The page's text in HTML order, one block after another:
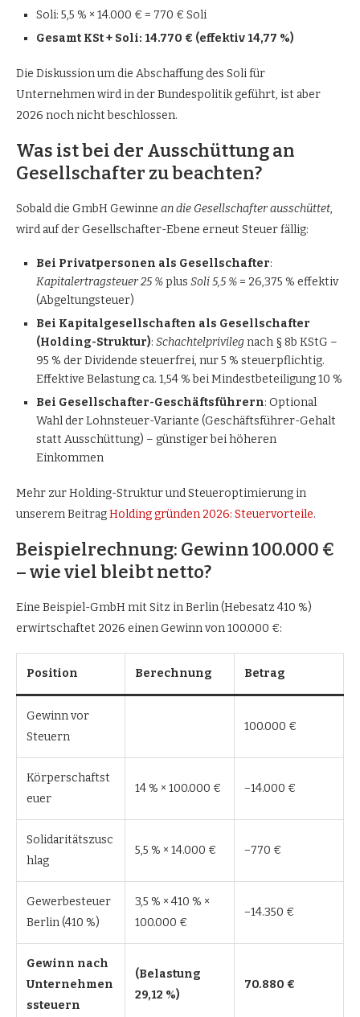
Soli: 5,5 % × 14.000 € = 770 € Soli
Gesamt KSt + Soli: 14.770 € (effektiv 14,77 %)
Die Diskussion um die Abschaffung des Soli für
Unternehmen wird in der Bundespolitik geführt, ist aber
2026 noch nicht beschlossen.
Was ist bei der Ausschüttung an
Gesellschafter zu beachten?
Sobald die GmbH Gewinne an die Gesellschafter ausschüttet,
wird auf der Gesellschafter-Ebene erneut Steuer fällig:
Bei Privatpersonen als Gesellschafter:
Kapitalertragsteuer 25 %plus Soli 5,5 %= 26,375 % effektiv
(Abgeltungsteuer)
Bei Kapitalgesellschaften als Gesellschafter
(Holding-Struktur): Schachtelprivilegnach § 8b KStG –
95 % der Dividende steuerfrei, nur 5 % steuerpflichtig.
Effektive Belastung ca. 1,54 % bei Mindestbeteiligung 10 %
Bei Gesellschafter-Geschäftsführern: Optional
Wahl der Lohnsteuer-Variante (Geschäftsführer-Gehalt
statt Ausschüttung) – günstiger bei höheren
Einkommen
Mehr zur Holding-Struktur und Steueroptimierung in
unserem BeitragHolding gründen 2026: Steuervorteile.
Beispielrechnung: Gewinn 100.000 €
– wie viel bleibt netto?
Eine Beispiel-GmbH mit Sitz in Berlin (Hebesatz 410 %)
erwirtschaftet 2026 einen Gewinn von 100.000 €:
Position Berechnung Betrag
Gewinn vor
Steuern
100.000 €
Körperschaftst
euer
14 % × 100.000 € −14.000 €
Solidaritätszusc
hlag
5,5 % × 14.000 € −770 €
Gewerbesteuer
Berlin (410 %)
3,5 % × 410 % ×
100.000 €
−14.350 €
Gewinn nach
Unternehmen
ssteuern
(Belastung
29,12 %)
70.880 €